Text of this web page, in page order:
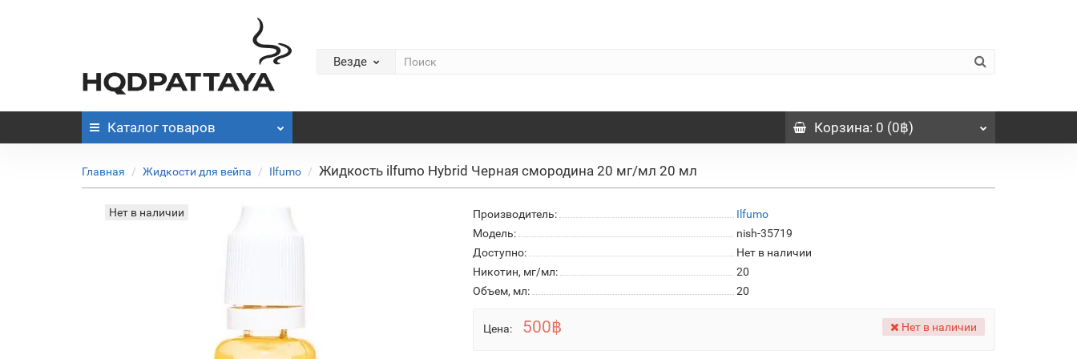
Везде
Каталог товаров Корзина: 0 (0฿)
Главная Жидкости для вейпа Ilfumo Жидкость ilfumo Hybrid Черная смородина 20 мг/мл 20 мл
Нет в наличии Производитель:
Ilfumo
Модель:
nish-35719
Доступно:
Нет в наличии
Никотин, мг/мл:
20
Объем, мл:
20
Цена: 500฿ Нет в наличии